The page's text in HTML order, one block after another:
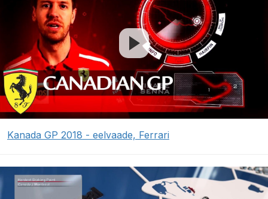
Kanada GP 2018 - eelvaade, Ferrari